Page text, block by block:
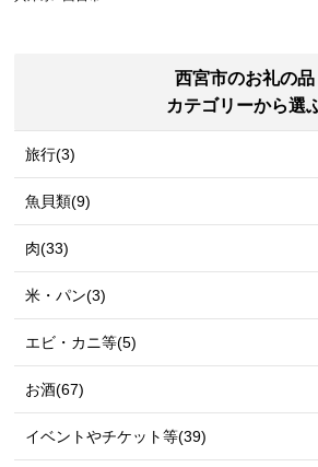
西宮市のお礼の品
カテゴリーから選
旅行(3)
魚貝類(9)
肉(33)
米・パン(3)
エビ・カニ等(5)
お酒(67)
イベントやチケット等(39)